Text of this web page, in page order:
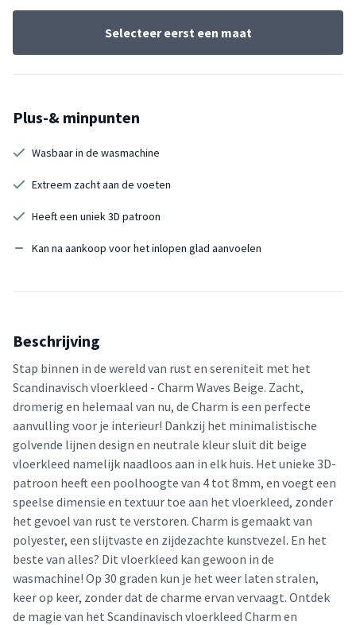
Selecteer eerst een maat
Plus-& minpunten
Wasbaar in de wasmachine
Extreem zacht aan de voeten
Heeft een uniek 3D patroon
Kan na aankoop voor het inlopen glad aanvoelen
Beschrijving
Stap binnen in de wereld van rust en sereniteit met het
Scandinavisch vloerkleed - Charm Waves Beige. Zacht,
dromerig en helemaal van nu, de Charm is een perfecte
aanvulling voor je interieur! Dankzij het minimalistische
golvende lijnen design en neutrale kleur sluit dit beige
vloerkleed namelijk naadloos aan in elk huis. Het unieke 3D-
patroon heeft een poolhoogte van 4 tot 8mm, en voegt een
speelse dimensie en textuur toe aan het vloerkleed, zonder
het gevoel van rust te verstoren. Charm is gemaakt van
polyester, een slijtvaste en zijdezachte kunstvezel. En het
beste van alles? Dit vloerkleed kan gewoon in de
wasmachine! Op 30 graden kun je het weer laten stralen,
keer op keer, zonder dat de charme ervan vervaagt. Ontdek
de magie van het Scandinavisch vloerkleed Charm en